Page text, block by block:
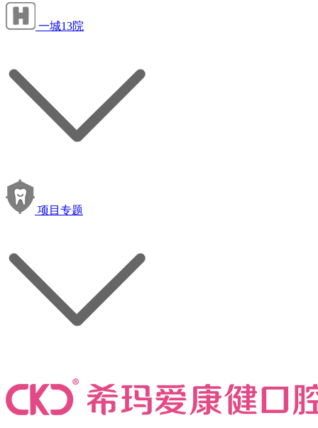
一城13院
项目专题